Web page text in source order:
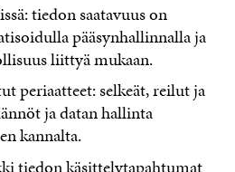
tiedon saatavuus on
pääsynhallinnalla ja
liittyä mukaan.
periaatteet: selkeät, reilut ja
ja datan hallinta
kannalta.
tiedon käsittelytapahtumat